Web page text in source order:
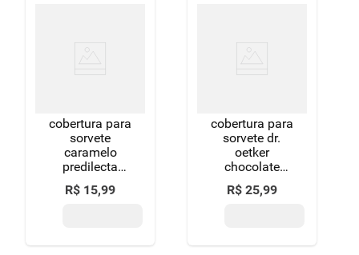
cobertura para
sorvete
caramelo
predilecta
premium
squeeze 220g
R$ 15,99
cobertura para
sorvete dr.
oetker
chocolate
190g
R$ 25,99